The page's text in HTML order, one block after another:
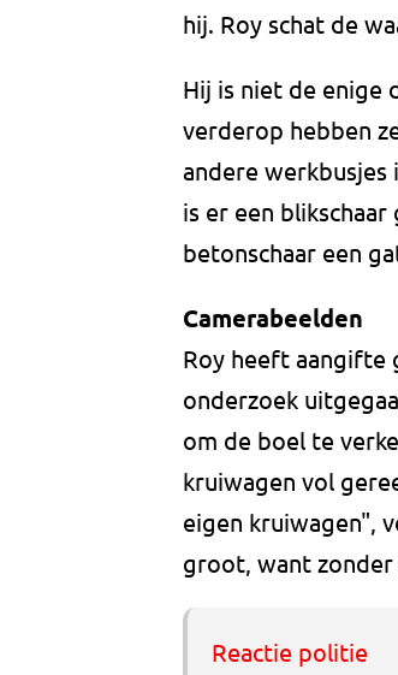
hij. Roy schat de
Hij is niet de enige
verderop hebben
andere werkbusjes
is er een
betonschaar een
Camerabeelden
Roy heeft aangifte
onderzoek
om de boel te
kruiwagen vol
eigen kruiwagen",
groot, want zonder
Reactie politie